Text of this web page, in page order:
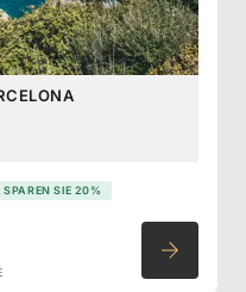
SPAREN SIE 20%